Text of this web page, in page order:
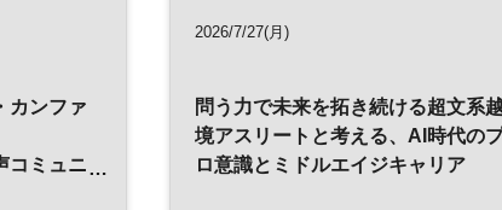
カンファ
コミュニ
2026/7/27(月)
問う力で未来を拓き続ける超文系
境アスリートと考える、AI時代の
ロ意識とミドルエイジキャリア